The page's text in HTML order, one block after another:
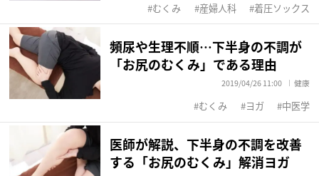
むくみ 産婦人科 着圧ソックス
頻尿や生理不順…下半身の不調が
「お尻のむくみ」である理由
2019/04/26 11:00 健康
むくみ ヨガ 中医学
医師が解説、下半身の不調を改善
する「お尻のむくみ」解消ヨガ